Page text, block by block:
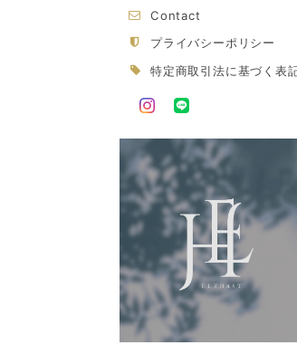
Contact
プライバシーポリシー
特定商取引法に基づく表